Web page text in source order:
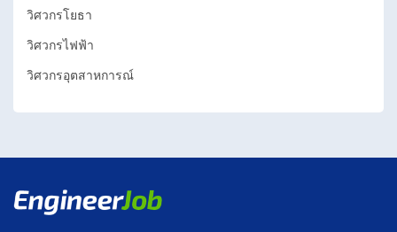
วิศวกรโยธา
วิศวกรไฟฟ้า
วิศวกรอุตสาหการณ์
วิศวกรเคมี
วิศวกรโยธา
วิศวกรไฟฟ้า